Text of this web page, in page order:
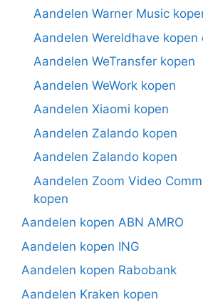
Aandelen Warner Music
Aandelen Wereldhave kopen
Aandelen WeTransfer kopen
Aandelen WeWork kopen
Aandelen Xiaomi kopen
Aandelen Zalando kopen
Aandelen Zalando kopen
Aandelen Zoom Video
kopen
Aandelen kopen ABN AMRO
Aandelen kopen ING
Aandelen kopen Rabobank
Aandelen Kraken kopen